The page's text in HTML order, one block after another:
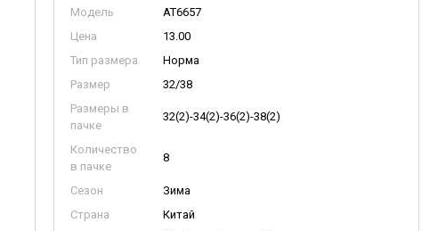
Модель
AT6657
Цена
13.00
Тип размера
Норма
Размер
32/38
Размеры в
пачке
32(2)-34(2)-36(2)-38(2)
Количество
в пачке
8
Сезон
Зима
Страна
Китай